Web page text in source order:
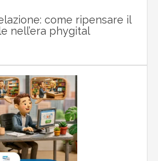
come ripensare il
nell’era phygital